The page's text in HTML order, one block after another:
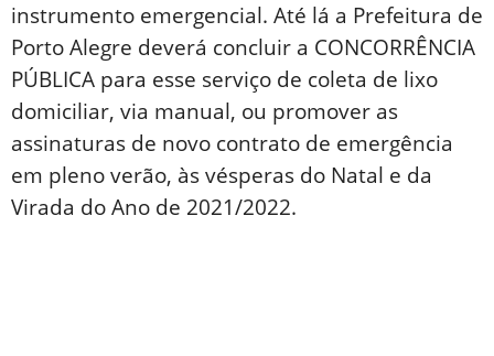
instrumento emergencial. Até lá a Prefeitura de
Porto Alegre deverá concluir a CONCORRÊNCIA
PÚBLICA para esse serviço de coleta de lixo
domiciliar, via manual, ou promover as
assinaturas de novo contrato de emergência
em pleno verão, às vésperas do Natal e da
Virada do Ano de 2021/2022.